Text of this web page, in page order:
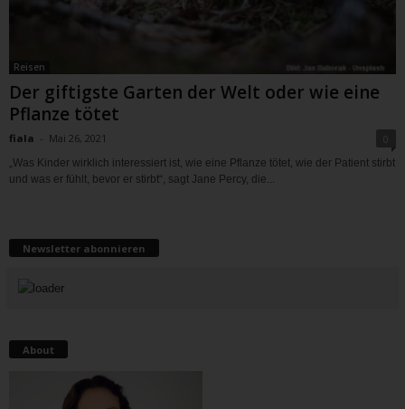
Reisen
Der giftigste Garten der Welt oder wie eine
Pflanze tötet
fiala - Mai 26, 2021
„Was Kinder wirklich interessiert ist, wie eine Pflanze tötet, wie der Patient stirbt
und was er fühlt, bevor er stirbt“, sagt Jane Percy, die...
Newsletter abonnieren
About